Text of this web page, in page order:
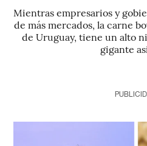
Mientras empresarios y
de más mercados, la carne
de Uruguay, tiene un alto
gigante